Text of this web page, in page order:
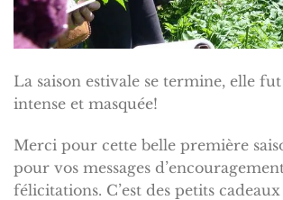
La saison estivale se termine, elle
intense et masquée!
Merci pour cette belle première
pour vos messages
félicitations. C’est des petits